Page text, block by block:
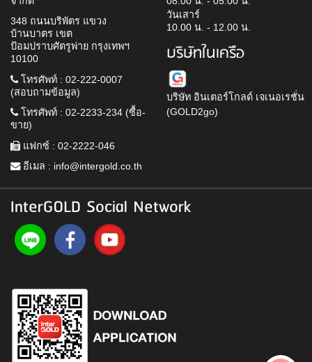
348 ถนนบริพัตร แขวง
บ้านบาตร เขต
ป้อมปราบศัตรูพ่าย กรุงเทพฯ
10100
โทรศัพท์ : 02-222-0007
(สอบถามข้อมูล)
โทรศัพท์ : 02-2233-234 (ซื้อ-
ขาย)
แฟกซ์ : 02-2222-046
อีเมล : info@intergold.co.th
วันเสาร์
10.00 น. - 12.00 น.
บริษัทในเครือ
บริษัท อินเตอร์โกลด์ เจเนอเรชั่น
(GOLD2go)
InterGOLD Social Network